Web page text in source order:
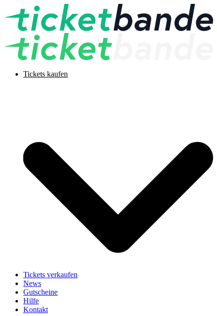
Tickets kaufen
Tickets verkaufen
News
Gutscheine
Hilfe
Kontakt